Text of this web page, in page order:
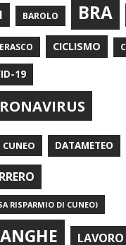
BAROLO BRA
CICLISMO
19
CUNEO DATAMETEO
RISPARMIO DI CUNEO)
LAVORO